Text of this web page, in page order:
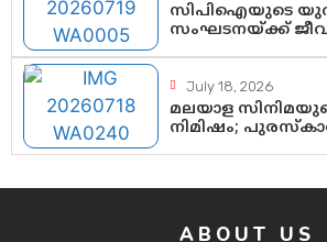
സിപിഐയുടെ
സംഘടനയ്ക്ക്
July 18, 2026
മലയാള
നിമിഷം;
ABOUT US